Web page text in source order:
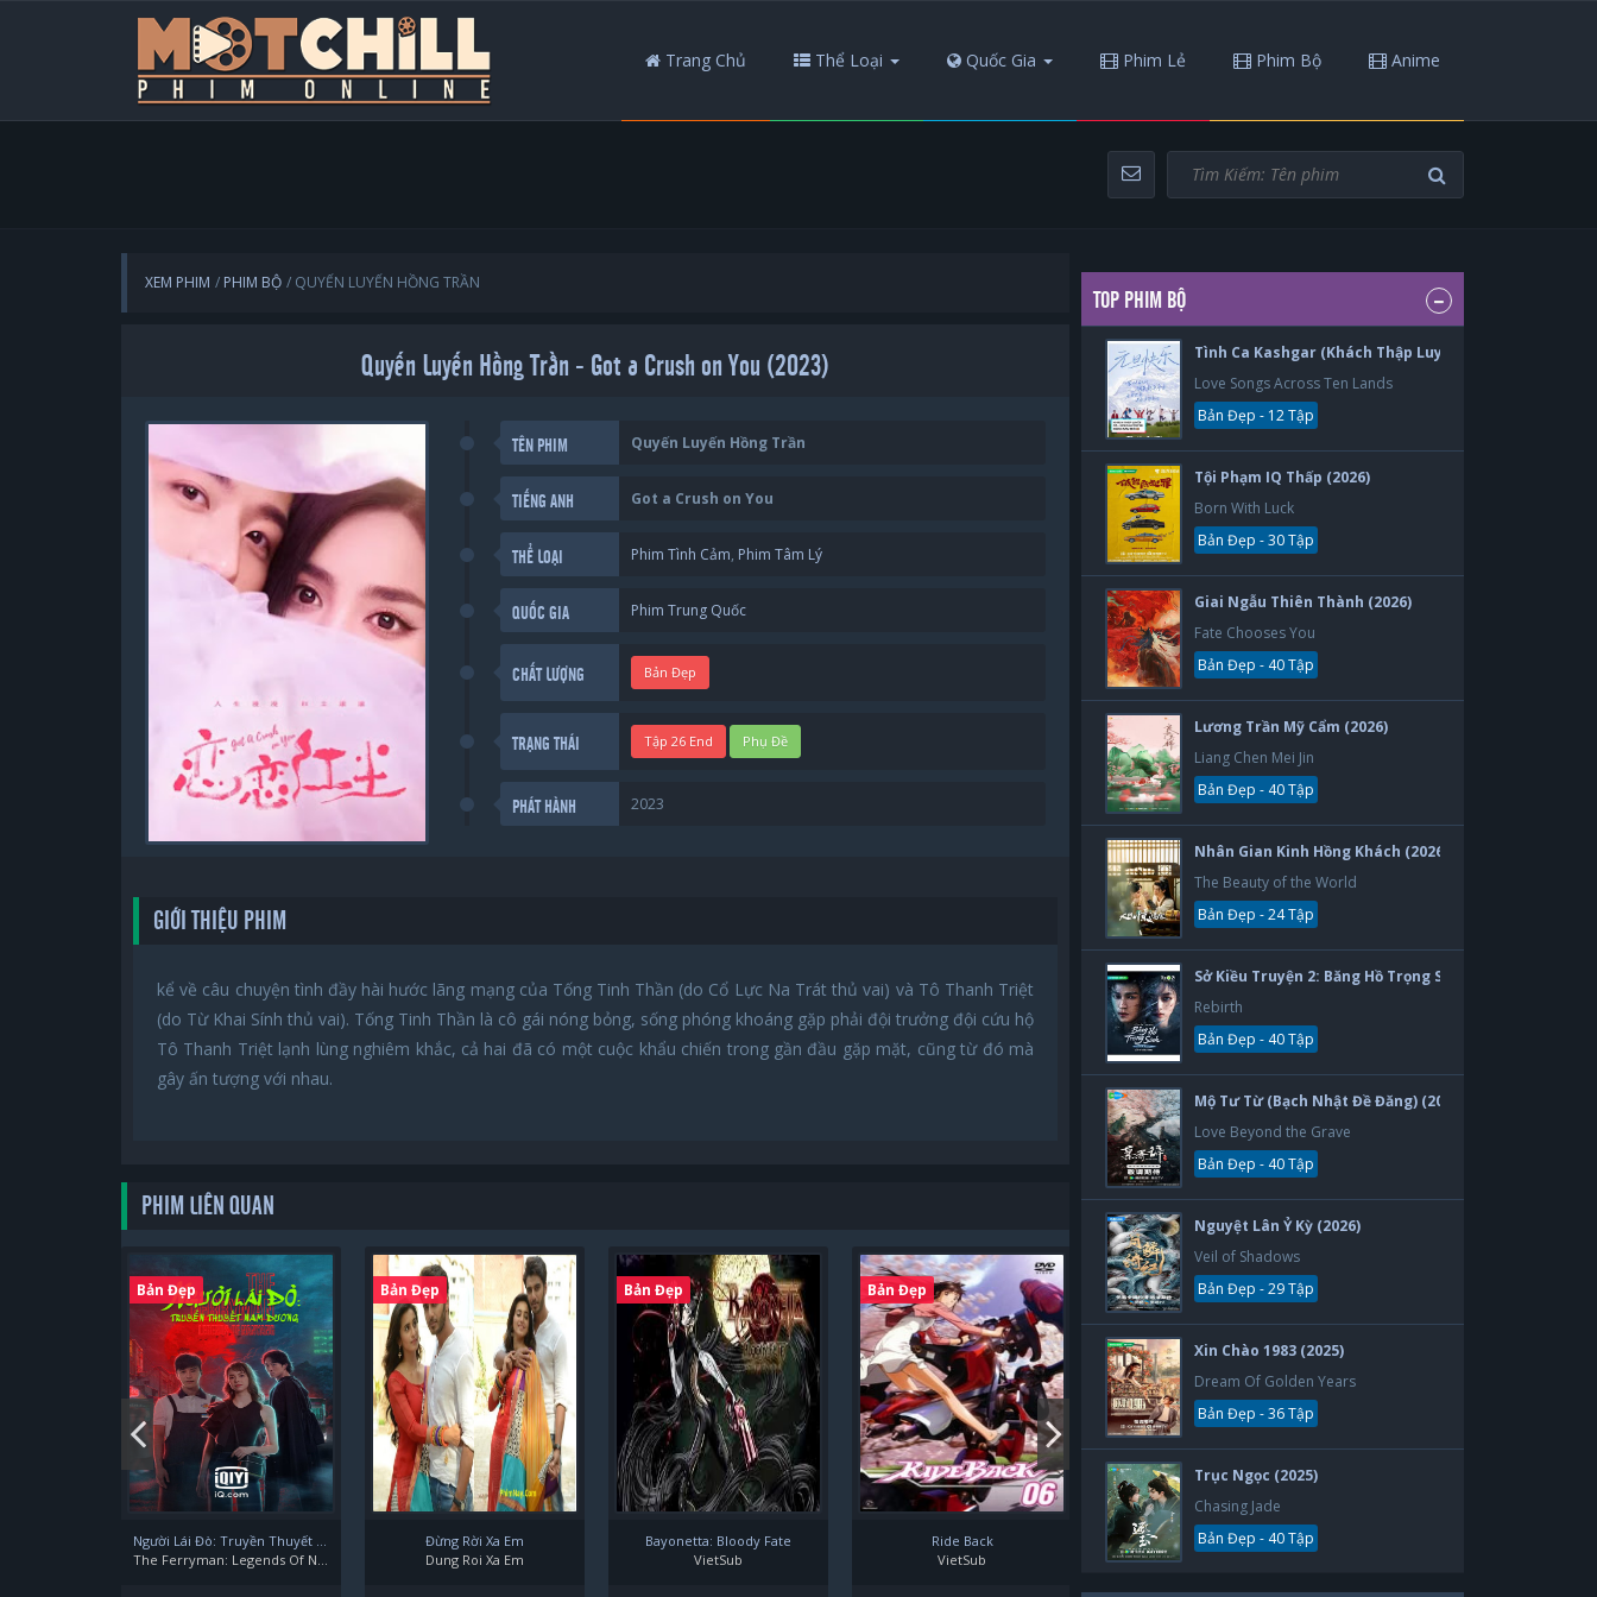
Trang Chủ Thể Loại Quốc Gia Phim Lẻ Phim Bộ Anime
XEM PHIM PHIM BỘ QUYẾN LUYẾN HỒNG TRẦN
Quyến Luyến Hồng Trần - Got a Crush on You (2023)
TÊN PHIM Quyến Luyến Hồng Trần
TIẾNG ANH Got a Crush on You
THỂ LOẠI Phim Tình Cảm, Phim Tâm Lý
QUỐC GIA Phim Trung Quốc
CHẤT LƯỢNG Bản Đẹp
TRẠNG THÁI Tập 26 End Phụ Đề
PHÁT HÀNH 2023
GIỚI THIỆU PHIM
kể về câu chuyện tình đầy hài hước lãng mạng của Tống Tinh Thần (do Cổ Lực Na Trát thủ vai) và Tô Thanh Triệt
(do Từ Khai Sính thủ vai). Tống Tinh Thần là cô gái nóng bỏng, sống phóng khoáng gặp phải đội trưởng đội cứu hộ
Tô Thanh Triệt lạnh lùng nghiêm khắc, cả hai đã có một cuộc khẩu chiến trong gần đầu gặp mặt, cũng từ đó mà
gây ấn tượng với nhau.
PHIM LIÊN QUAN
Bản Đẹp
Người Lái Đò: Truyền Thuyết Nam Dương
The Ferryman: Legends Of Nanyang
Bản Đẹp
Đừng Rời Xa Em
Dung Roi Xa Em
Bản Đẹp
Bayonetta: Bloody Fate
VietSub
Bản Đẹp
Ride Back
VietSub
Bản Đẹp
Thẻ Bạn Trai
Boyfriend Card
TOP PHIM BỘ
Tình Ca Kashgar (Khách Thập Luyến Ca) (2026)
Love Songs Across Ten Lands
Bản Đẹp - 12 Tập
Tội Phạm IQ Thấp (2026)
Born With Luck
Bản Đẹp - 30 Tập
Giai Ngẫu Thiên Thành (2026)
Fate Chooses You
Bản Đẹp - 40 Tập
Lương Trần Mỹ Cẩm (2026)
Liang Chen Mei Jin
Bản Đẹp - 40 Tập
Nhân Gian Kinh Hồng Khách (2026)
The Beauty of the World
Bản Đẹp - 24 Tập
Sở Kiều Truyện 2: Băng Hồ Trọng Sinh (2026)
Rebirth
Bản Đẹp - 40 Tập
Mộ Tư Từ (Bạch Nhật Đề Đăng) (2026)
Love Beyond the Grave
Bản Đẹp - 40 Tập
Nguyệt Lân Ỷ Kỳ (2026)
Veil of Shadows
Bản Đẹp - 29 Tập
Xin Chào 1983 (2025)
Dream Of Golden Years
Bản Đẹp - 36 Tập
Trục Ngọc (2025)
Chasing Jade
Bản Đẹp - 40 Tập